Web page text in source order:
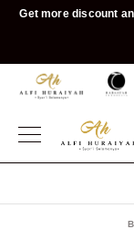
Get more discount